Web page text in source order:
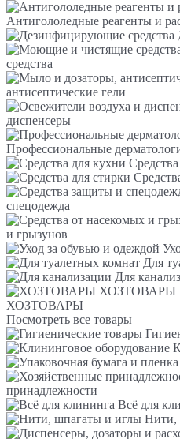
Антигололедные реагенты и
средства
антисептические гели
диспенсеры
Профессиональные
спецодежда
и грызунов
Для
Для
ХОЗТОВАРЫ
ХОЗТОВАРЫ
Посмотреть все товары
принадлежности
Всё для
Нити,